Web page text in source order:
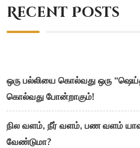
Recent Posts
ஒரு பல்லியை கொல்வது ஒரு
கொல்வது போன்றாகும்!
நில வளம், நீர் வளம், பண வளம்
வேண்டுமா?